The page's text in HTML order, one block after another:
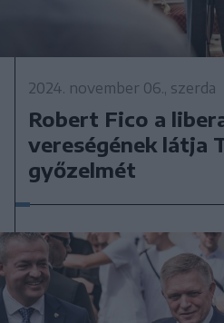
2024. november 06., szerda
Robert Fico a
vereségének látja
győzelmét